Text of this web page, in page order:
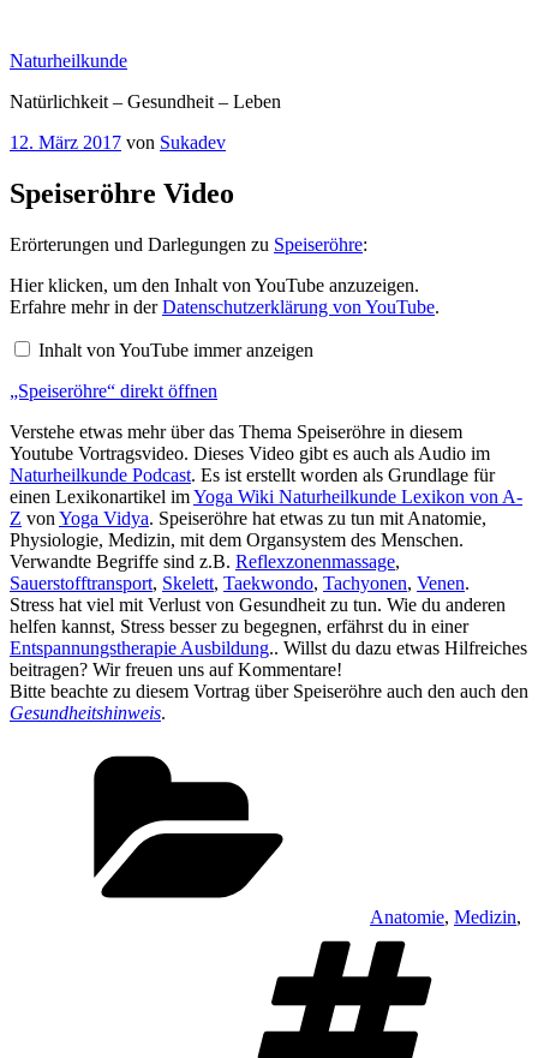
springen
Naturheilkunde
Natürlichkeit – Gesundheit – Leben
Veröffentlicht
12. März 2017 von Sukadev
Speiseröhre Video
Erörterungen und Darlegungen zu Speiseröhre:
„Speiseröhre“
von
YouTube
Hier klicken, um den Inhalt von YouTube anzuzeigen.
Erfahre mehr in derDatenschutzerklärung von YouTube.
Inhalt von YouTube immer anzeigen
„Speiseröhre“ direkt öffnen
Verstehe etwas mehr über das Thema Speiseröhre in diesem
Youtube Vortragsvideo. Dieses Video gibt es auch als Audio im
Naturheilkunde Podcast. Es ist erstellt worden als Grundlage für
einen Lexikonartikel imYoga Wiki Naturheilkunde Lexikon von A-
Z von Yoga Vidya. Speiseröhre hat etwas zu tun mit Anatomie,
Physiologie, Medizin, mit dem Organsystem des Menschen.
Verwandte Begriffe sind z.B. Reflexzonenmassage,
Sauerstofftransport, Skelett, Taekwondo, Tachyonen, Venen.
Stress hat viel mit Verlust von Gesundheit zu tun. Wie du anderen
helfen kannst, Stress besser zu begegnen, erfährst du in einer
Entspannungstherapie Ausbildung.. Willst du dazu etwas Hilfreiches
beitragen? Wir freuen uns auf Kommentare!
Bitte beachte zu diesem Vortrag über Speiseröhre auch den auch den
Gesundheitshinweis.
Anatomie, Medizin,